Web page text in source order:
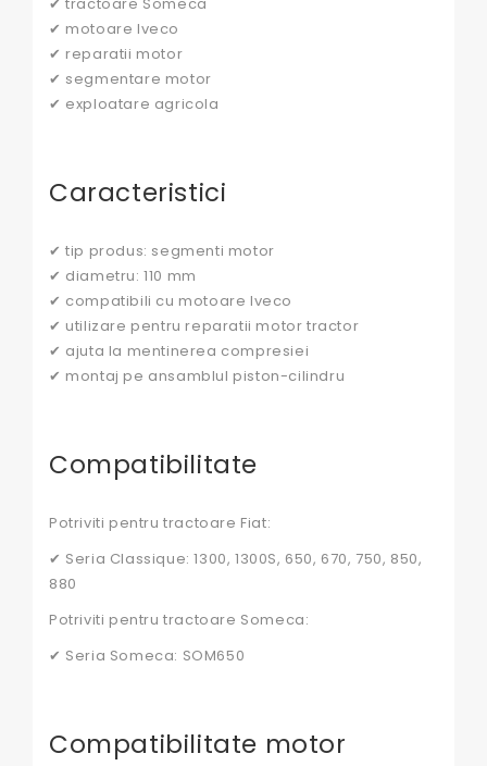
✔ tractoare Someca
✔ motoare Iveco
✔ reparatii motor
✔ segmentare motor
✔ exploatare agricola
Caracteristici
✔ tip produs: segmenti motor
✔ diametru: 110 mm
✔ compatibili cu motoare Iveco
✔ utilizare pentru reparatii motor tractor
✔ ajuta la mentinerea compresiei
✔ montaj pe ansamblul piston-cilindru
Compatibilitate
Potriviti pentru tractoare Fiat:
✔ Seria Classique: 1300, 1300S, 650, 670, 750, 850,
880
Potriviti pentru tractoare Someca:
✔ Seria Someca: SOM650
Compatibilitate motor